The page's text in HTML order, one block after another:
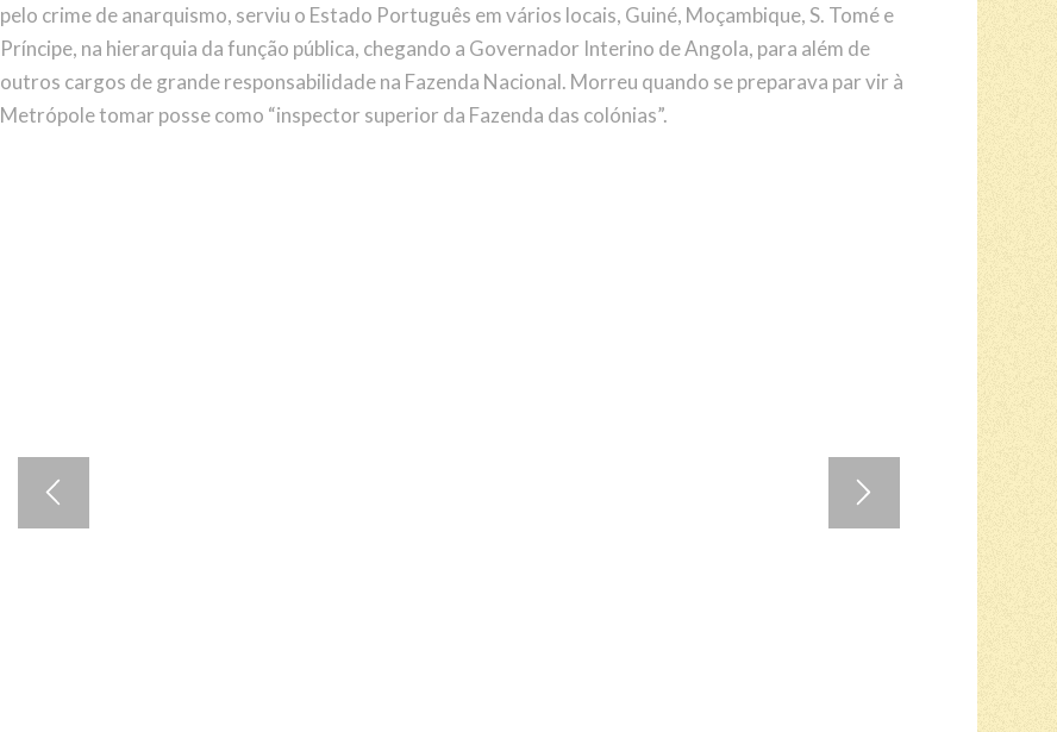
pelo crime de anarquismo, serviu o Estado Português em vários locais, Guiné, Moçambique, S. Tomé e
Príncipe, na hierarquia da função pública, chegando a Governador Interino de Angola, para além de
outros cargos de grande responsabilidade na Fazenda Nacional. Morreu quando se preparava par vir à
Metrópole tomar posse como “inspector superior da Fazenda das colónias”.